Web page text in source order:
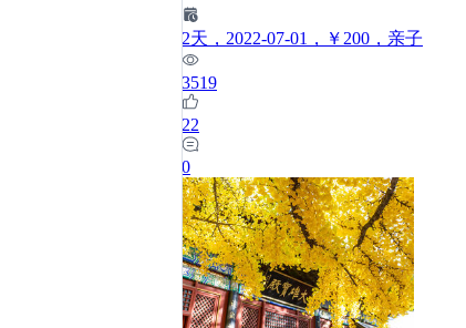
2天 ，2022-07-01 ，￥200 ，亲子
3519
22
0